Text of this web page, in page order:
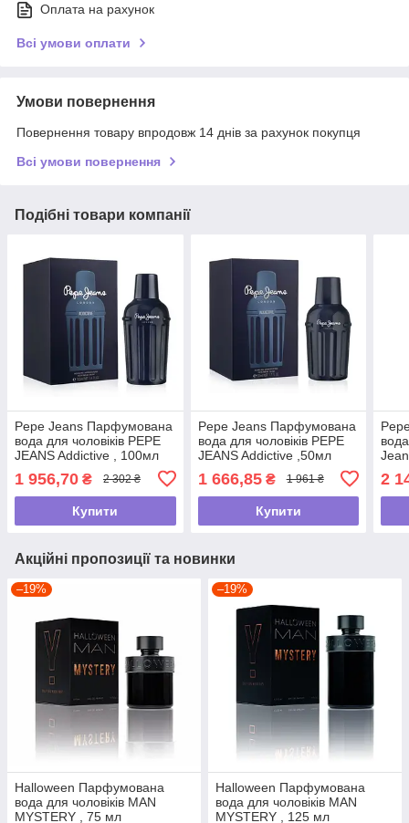
Оплата на рахунок
Всі умови оплати
Умови повернення
Повернення товару впродовж 14 днів за рахунок покупця
Всі умови повернення
Подібні товари компанії
Pepe Jeans Парфумована
вода для чоловіків PEPE
JEANS Addictive , 100мл
1 956,70 ₴ 2 302 ₴
Купити
Pepe Jeans Парфумована
вода для чоловіків PEPE
JEANS Addictive ,50мл
1 666,85₴ 1 961 ₴
Купити
2
Акційні пропозиції та новинки
–19%
Halloween Парфумована
вода для чоловіків MAN
MYSTERY , 75 мл
–19%
Halloween Парфумована
вода для чоловіків MAN
MYSTERY , 125 мл